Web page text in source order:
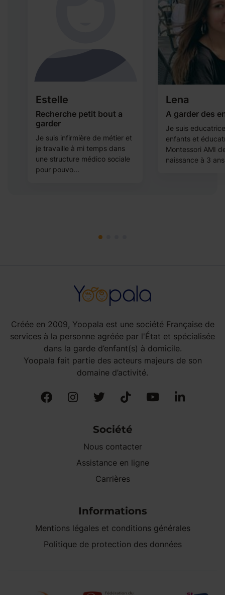
Estelle
Recherche petit bout a
garder
Je suis infirmière de métier et
je travaille à mi temps dans
une structure médico sociale
pour pouvo...
Lena
A garder des
Je suis
enfants et
Montessori AMI
naissance à 3
Créée en 2009, Yoopala est une société Française de
services à la personne agréée par l'État et spécialisée
dans la garde d’enfant(s) à domicile.
Yoopala fait partie des acteurs majeurs de son
domaine d’activité.
Société
Nous contacter
Assistance en ligne
Carrières
Informations
Mentions légales et conditions générales
Politique de protection des données